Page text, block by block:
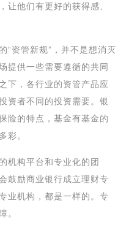
让他们有更好的获得感、
“资管新规”，并不是想消灭
提供一些需要遵循的共同
下，各行业的资管产品应
资者不同的投资需要。银
险的特点，基金有基金的
彩。
机构平台和专业化的团
鼓励商业银行成立理财专
业机构，都是一样的。专
。